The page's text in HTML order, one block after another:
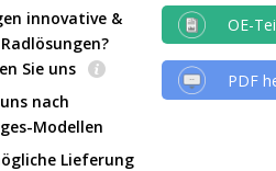
innovative &
Sie uns
nach
Modellen
Lieferung
OE-
PDF